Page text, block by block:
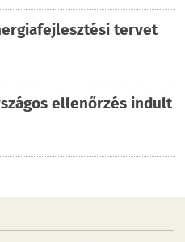
tervet
ellenőrzés indult